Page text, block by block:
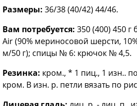
Размеры: 36/38 (40/42) 44/46.
Вам потребуется: 350 (400) 450
Air (90% мери­носовой шерсти,
м/50 г); спицы № 6: крючок № 4,5.
Резинка: кром., * 1 пиц., 1 изн..
кром. В изн. р. петли вязать по